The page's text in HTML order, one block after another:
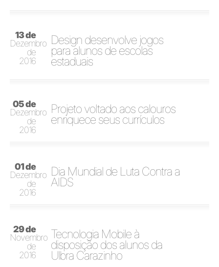
13 de
Dezembro
de
2016
Design desenvolve jogos
para alunos de escolas
estaduais
05 de
Dezembro
de
2016
Projeto voltado aos calouros
enriquece seus currículos
01 de
Dezembro
de
2016
Dia Mundial de Luta Contra a
AIDS
29 de
Novembro
de
2016
Tecnologia Mobile à
disposição dos alunos da
Ulbra Carazinho